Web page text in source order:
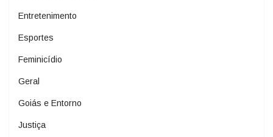
Entretenimento
Esportes
Feminicídio
Geral
Goiás e Entorno
Justiça